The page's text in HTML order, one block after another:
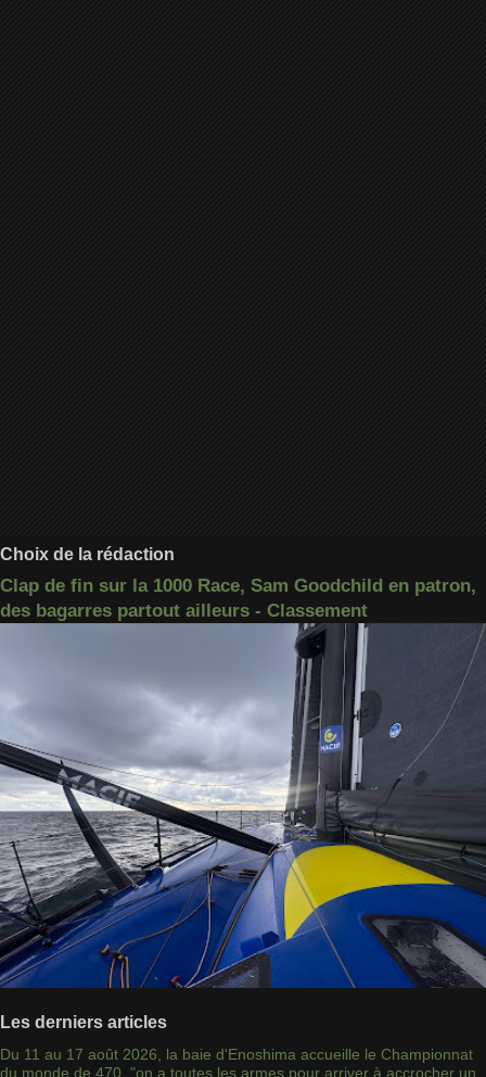
Choix de la rédaction
Clap de fin sur la 1000 Race, Sam Goodchild en patron,
des bagarres partout ailleurs - Classement
Les derniers articles
Du 11 au 17 août 2026, la baie d'Enoshima accueille le Championnat
du monde de 470, "on a toutes les armes pour arriver à accrocher un